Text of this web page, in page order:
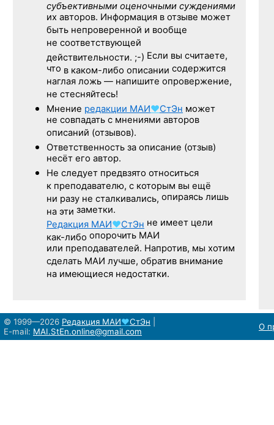
субъективными оценочными суждениями
их авторов. Информация в отзыве может
быть непроверенной и вообще
не соответствующей
действительности. ;-) Если вы считаете,
что в каком-либо описании содержится
наглая ложь — напишите опровержение,
не стесняйтесь!
Мнение редакции МАИ♥СтЭн может
не совпадать с мнениями авторов
описаний (отзывов).
Ответственность за описание (отзыв)
несёт его автор.
Не следует предвзято относиться
к преподавателю, с которым вы ещё
ни разу не сталкивались, опираясь лишь
на эти заметки.
Редакция МАИ♥СтЭн не имеет цели
как-либо опорочить МАИ
или преподавателей. Напротив, мы хотим
сделать МАИ лучше, обратив внимание
на имеющиеся недостатки.
© 1999—2026 Редакция МАИ♥СтЭн
E-mail: MAI.StEn.online@gmail.com О